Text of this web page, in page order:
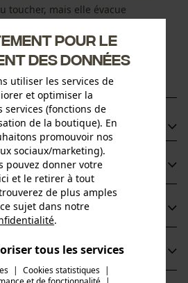
toucher, mais elle évacue
la chaleur du corps.
que même si vous transpirez
n'aurez pas froid ! Le ...
doublée pour protéger le cou
protection parfaite lors des
odeurs en mérinos
sécurité du produit (PDF)
pour le
des données
utiliser les services de
et optimiser la
services (fonctions de
de la boutique). En
promouvoir nos
sociaux/marketing).
pouvez donner votre
et le retirer à tout
de plus amples
sujet dans notre
.
tous les services
| Cookies statistiques |
produite. Veuillez